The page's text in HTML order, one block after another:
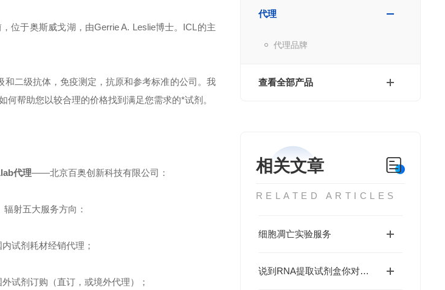
代理
代理品牌
查看全部产品
相关文章
RELATED ARTICLES
细胞凋亡实验服务
说到RNA提取试剂盒你对它真的了解了吗？
位于奥斯威戈湖，由Gerrie A. Leslie博士。ICL的主
二级抗体，免疫测定，抗原和参考标准的公司。我
帮助您以较合理的价格找到满足您需求的*试剂。
代理——北京百奥创新科技有限公司：
辐射五大服务方向：
内试剂耗材经销代理；
外试剂订购（直订，或境外代理）；